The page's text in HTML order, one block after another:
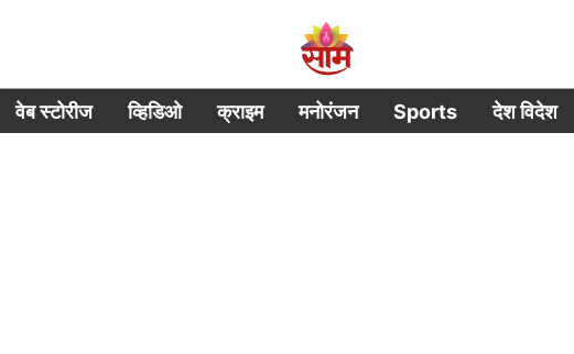
वेब स्टोरीज व्हिडिओ क्राइम मनोरंजन Sports देश विदेश